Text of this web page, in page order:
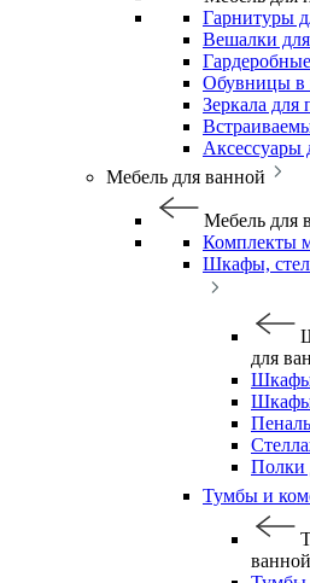
Гарнитуры
Вешалки
Обувницы
Зеркала для
Аксессуары
Мебель для ванной
Мебель для
Комплекты
Шкафы,
для
Шкафы
Полки
Тумбы и
ванной